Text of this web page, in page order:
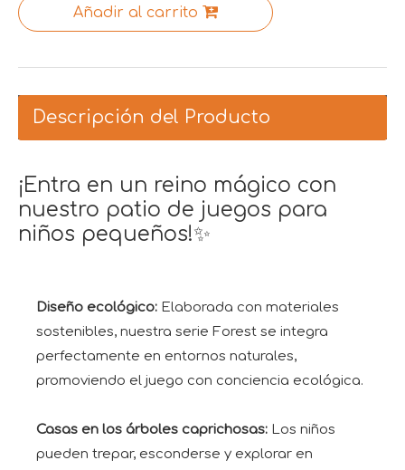
Añadir al carrito
Descripción del Producto
¡Entra en un reino mágico con
nuestro patio de juegos para
niños pequeños!✨
Diseño ecológico: Elaborada con materiales
sostenibles, nuestra serie Forest se integra
perfectamente en entornos naturales,
promoviendo el juego con conciencia ecológica.
Casas en los árboles caprichosas: Los niños
pueden trepar, esconderse y explorar en